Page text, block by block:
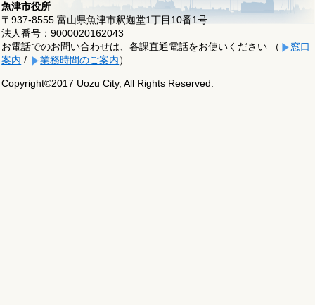
魚津市役所
〒937-8555 富山県魚津市釈迦堂1丁目10番1号
法人番号：9000020162043
お電話でのお問い合わせは、各課直通電話をお使いください （
窓口
案内 / 業務時間のご案内）
Copyright©2017 Uozu City, All Rights Reserved.